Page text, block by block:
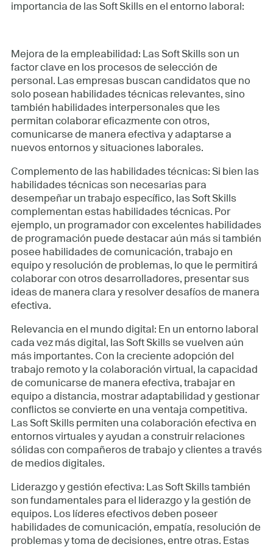
importancia de las Soft Skills en el entorno laboral:
Mejora de la empleabilidad: Las Soft Skills son un
factor clave en los procesos de selección de
personal. Las empresas buscan candidatos que no
solo posean habilidades técnicas relevantes, sino
también habilidades interpersonales que les
permitan colaborar eficazmente con otros,
comunicarse de manera efectiva y adaptarse a
nuevos entornos y situaciones laborales.
Complemento de las habilidades técnicas: Si bien las
habilidades técnicas son necesarias para
desempeñar un trabajo específico, las Soft Skills
complementan estas habilidades técnicas. Por
ejemplo, un programador con excelentes habilidades
de programación puede destacar aún más si también
posee habilidades de comunicación, trabajo en
equipo y resolución de problemas, lo que le permitirá
colaborar con otros desarrolladores, presentar sus
ideas de manera clara y resolver desafíos de manera
efectiva.
Relevancia en el mundo digital: En un entorno laboral
cada vez más digital, las Soft Skills se vuelven aún
más importantes. Con la creciente adopción del
trabajo remoto y la colaboración virtual, la capacidad
de comunicarse de manera efectiva, trabajar en
equipo a distancia, mostrar adaptabilidad y gestionar
conflictos se convierte en una ventaja competitiva.
Las Soft Skills permiten una colaboración efectiva en
entornos virtuales y ayudan a construir relaciones
sólidas con compañeros de trabajo y clientes a través
de medios digitales.
Liderazgo y gestión efectiva: Las Soft Skills también
son fundamentales para el liderazgo y la gestión de
equipos. Los líderes efectivos deben poseer
habilidades de comunicación, empatía, resolución de
problemas y toma de decisiones, entre otras. Estas